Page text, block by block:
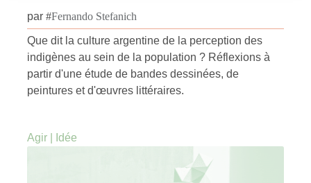
par #Fernando Stefanich
Que dit la culture argentine de la perception des
indigènes au sein de la population ? Réflexions à
partir d'une étude de bandes dessinées, de
peintures et d'œuvres littéraires.
Agir Idée